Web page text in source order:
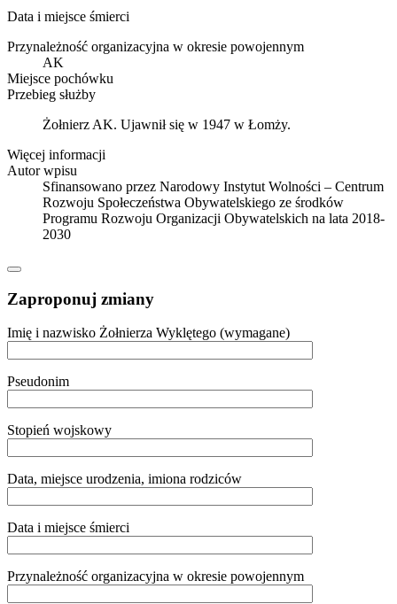
Data i miejsce śmierci
Przynależność organizacyjna w okresie powojennym
AK
Miejsce pochówku
Przebieg służby
Żołnierz AK. Ujawnił się w 1947 w Łomży.
Więcej informacji
Autor wpisu
Sfinansowano przez Narodowy Instytut Wolności – Centrum
Rozwoju Społeczeństwa Obywatelskiego ze środków
Programu Rozwoju Organizacji Obywatelskich na lata 2018-
2030
Zaproponuj zmiany
Imię i nazwisko Żołnierza Wyklętego (wymagane)
Pseudonim
Stopień wojskowy
Data, miejsce urodzenia, imiona rodziców
Data i miejsce śmierci
Przynależność organizacyjna w okresie powojennym